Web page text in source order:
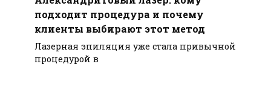
подходит процедура и почему
клиенты выбирают этот метод
Лазерная эпиляция уже стала привычной
процедурой в